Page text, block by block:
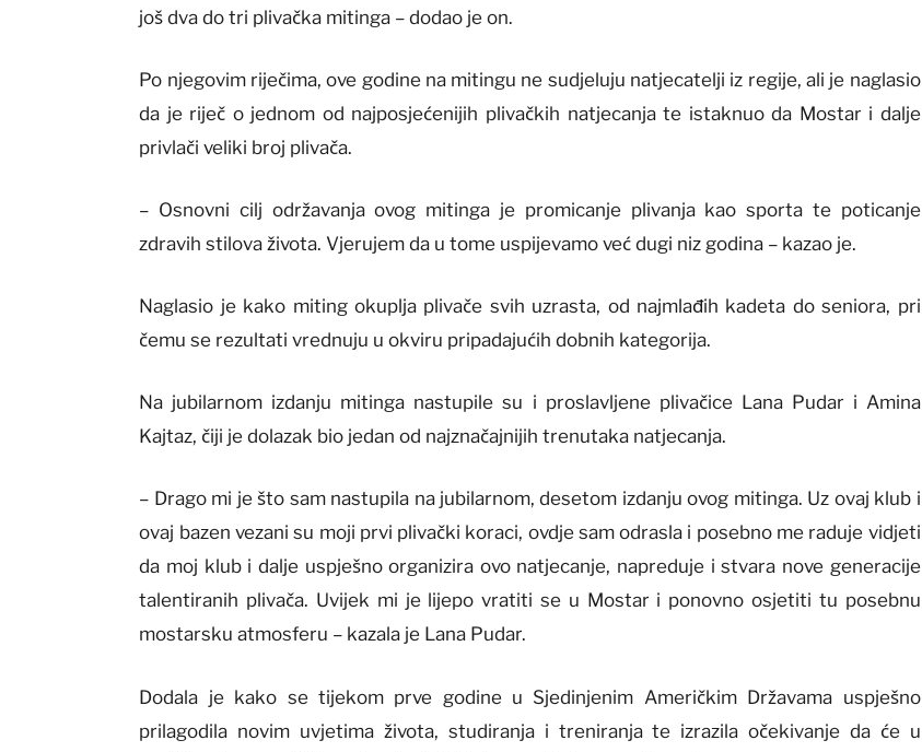
još dva do tri plivačka mitinga – dodao je on.
Po njegovim riječima, ove godine na mitingu ne sudjeluju natjecatelji iz regije, ali je naglasio
da je riječ o jednom od najposjećenijih plivačkih natjecanja te istaknuo da Mostar i dalje
privlači veliki broj plivača.
– Osnovni cilj održavanja ovog mitinga je promicanje plivanja kao sporta te poticanje
zdravih stilova života. Vjerujem da u tome uspijevamo već dugi niz godina – kazao je.
Naglasio je kako miting okuplja plivače svih uzrasta, od najmlađih kadeta do seniora, pri
čemu se rezultati vrednuju u okviru pripadajućih dobnih kategorija.
Na jubilarnom izdanju mitinga nastupile su i proslavljene plivačice Lana Pudar i Amina
Kajtaz, čiji je dolazak bio jedan od najznačajnijih trenutaka natjecanja.
– Drago mi je što sam nastupila na jubilarnom, desetom izdanju ovog mitinga. Uz ovaj klub i
ovaj bazen vezani su moji prvi plivački koraci, ovdje sam odrasla i posebno me raduje vidjeti
da moj klub i dalje uspješno organizira ovo natjecanje, napreduje i stvara nove generacije
talentiranih plivača. Uvijek mi je lijepo vratiti se u Mostar i ponovno osjetiti tu posebnu
mostarsku atmosferu – kazala je Lana Pudar.
Dodala je kako se tijekom prve godine u Sjedinjenim Američkim Državama uspješno
prilagodila novim uvjetima života, studiranja i treniranja te izrazila očekivanje da će u